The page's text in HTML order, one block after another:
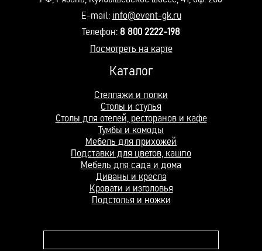
E-mail: info@event-gk.ru
Телефон: 8 800 2222-198
Посмотреть на карте
Каталог
Стеллажи и полки
Столы и стулья
Столы для отелей, ресторанов и кафе
Тумбы и комоды
Мебель для прихожей
Подставки для цветов, кашпо
Мебель для сада и дома
Диваны и кресла
Кровати и изголовья
Подстолья и ножки